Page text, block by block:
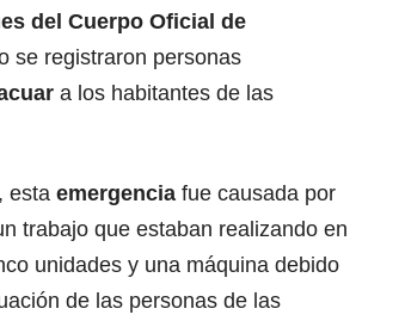
del Cuerpo Oficial de
se registraron personas
a los habitantes de las
esta emergencia fue causada por
trabajo que estaban realizando en
unidades y una máquina debido
de las personas de las